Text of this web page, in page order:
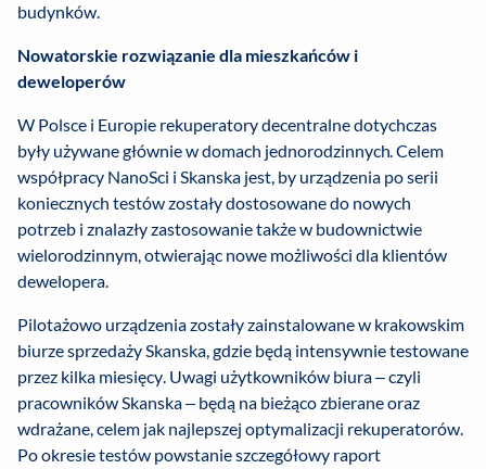
budynków.
Nowatorskie rozwiązanie dla mieszkańców i
deweloperów
W Polsce i Europie rekuperatory decentralne dotychczas
były używane głównie w domach jednorodzinnych. Celem
współpracy NanoSci i Skanska jest, by urządzenia po serii
koniecznych testów zostały dostosowane do nowych
potrzeb i znalazły zastosowanie także w budownictwie
wielorodzinnym, otwierając nowe możliwości dla klientów
dewelopera.
Pilotażowo urządzenia zostały zainstalowane w krakowskim
biurze sprzedaży Skanska, gdzie będą intensywnie testowane
przez kilka miesięcy. Uwagi użytkowników biura – czyli
pracowników Skanska – będą na bieżąco zbierane oraz
wdrażane, celem jak najlepszej optymalizacji rekuperatorów.
Po okresie testów powstanie szczegółowy raport